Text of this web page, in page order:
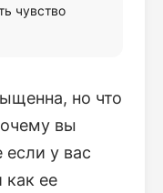
чувство
но что
вы
если у вас
как ее